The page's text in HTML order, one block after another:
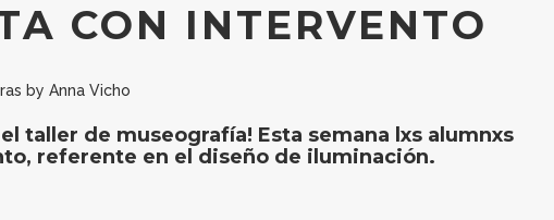
CON INTERVENTO
by Anna Vicho
taller de museografía! Esta semana lxs alumnxs
referente en el diseño de iluminación.